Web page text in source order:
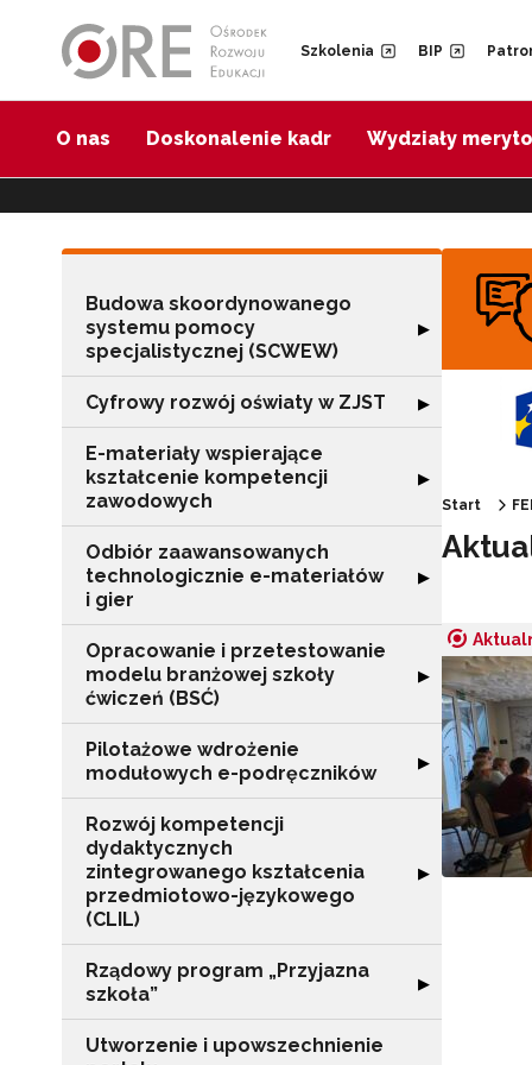
Szkolenia BIP
O nas Doskonalenie kadr Wydziały
Budowa skoordynowanego
systemu pomocy
specjalistycznej (SCWEW)
Rozwiń sekcję
▶
Cyfrowy rozwój oświaty w ZJST Rozwiń sekcję
▶
E-materiały wspierające
kształcenie kompetencji
zawodowych
Rozwiń sekcję
▶
Odbiór zaawansowanych
technologicznie e-materiałów
i gier
Rozwiń sekcję
▶
Opracowanie i przetestowanie
modelu branżowej szkoły
ćwiczeń (BSĆ)
Rozwiń sekcję
▶
Pilotażowe wdrożenie
modułowych e-podręczników
Rozwiń sekcję
▶
Rozwój kompetencji
dydaktycznych
zintegrowanego kształcenia
przedmiotowo-językowego
(CLIL)
Rozwiń sekcję
▶
Rządowy program „Przyjazna
szkoła”
Rozwiń sekcję
▶
Utworzenie i upowszechnienie
Start